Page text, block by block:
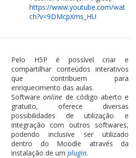
https://www.youtube.com/wat
ch?v=9DMcpXms_HU
Pelo H5P é possível criar e
compartilhar conteúdos interativos
que contribuem para
enriquecimento das aulas.
Softwareonline de código aberto e
gratuito, oferece diversas
possibilidades de utilização e
integração com outros softwares,
podendo inclusive ser utilizado
dentro do Moodle através da
instalação de umplugin.